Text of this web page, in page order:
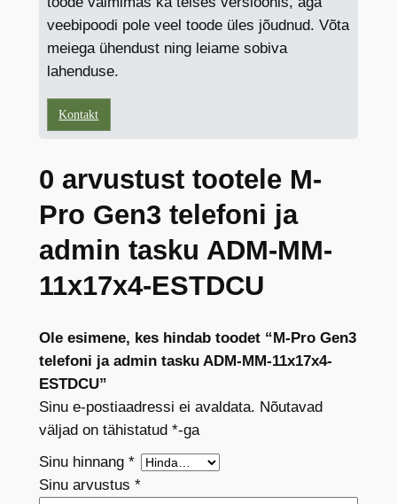
veebipoodi pole veel toode üles jõudnud. Võta
meiega ühendust ning leiame sobiva
lahenduse.
Kontakt
0 arvustust tootele M-
Pro Gen3 telefoni ja
admin tasku ADM-MM-
11x17x4-ESTDCU
Ole esimene, kes hindab toodet “M-Pro Gen3
telefoni ja admin tasku ADM-MM-11x17x4-
ESTDCU”
Sinu e-postiaadressi ei avaldata. Nõutavad
väljad on tähistatud *-ga
Sinu hinnang *
Sinu arvustus *